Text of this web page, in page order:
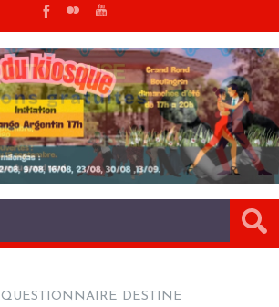
QUESTIONNAIRE DESTINE